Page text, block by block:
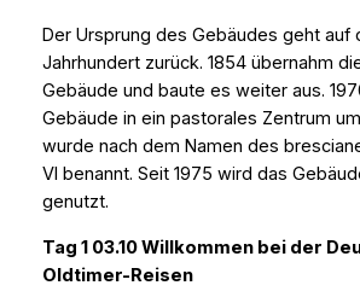
Der Ursprung des Gebäudes geht auf
Jahrhundert zurück. 1854 übernahm
Gebäude und baute es weiter aus.
Gebäude in ein pastorales Zentrum
wurde nach dem Namen des
VI benannt. Seit 1975 wird das
genutzt.
Tag 1 03.10 Willkommen bei der
Oldtimer-Reisen